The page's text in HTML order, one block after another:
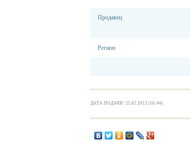
Продавец
Регион
ДАТА ПОДАЧИ: 25.02.2013 (16:44)